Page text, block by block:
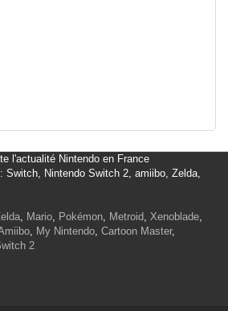
l'actualité Nintendo en France
Switch, Nintendo Switch 2, amiibo, Zelda,
, Mario, Pokémon, Metroid, Xenoblade,
, My Nintendo, Cartoon Master,
2